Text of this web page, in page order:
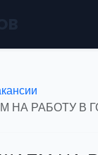
НА РАБОТУ В